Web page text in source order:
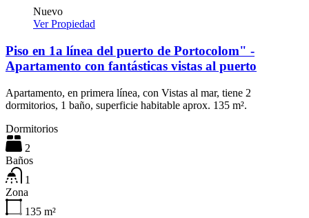
Nuevo
Ver Propiedad
Piso en 1a línea del puerto de Portocolom" -
Apartamento con fantásticas vistas al puerto
Apartamento, en primera línea, con Vistas al mar, tiene 2
dormitorios, 1 baño, superficie habitable aprox. 135 m².
Dormitorios
2
Baños
1
Zona
135 m²